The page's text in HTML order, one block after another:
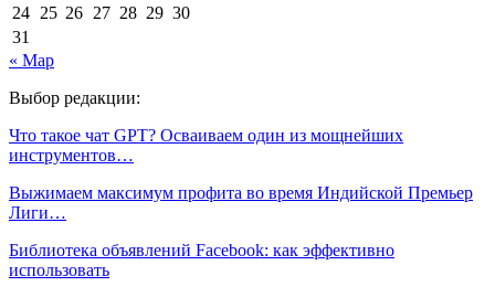
24 25 26 27 28 29 30
31
« Мар
Выбор редакции:
Что такое чат GPT? Осваиваем один из мощнейших
инструментов…
Выжимаем максимум профита во время Индийской Премьер
Лиги…
Библиотека объявлений Facebook: как эффективно
использовать